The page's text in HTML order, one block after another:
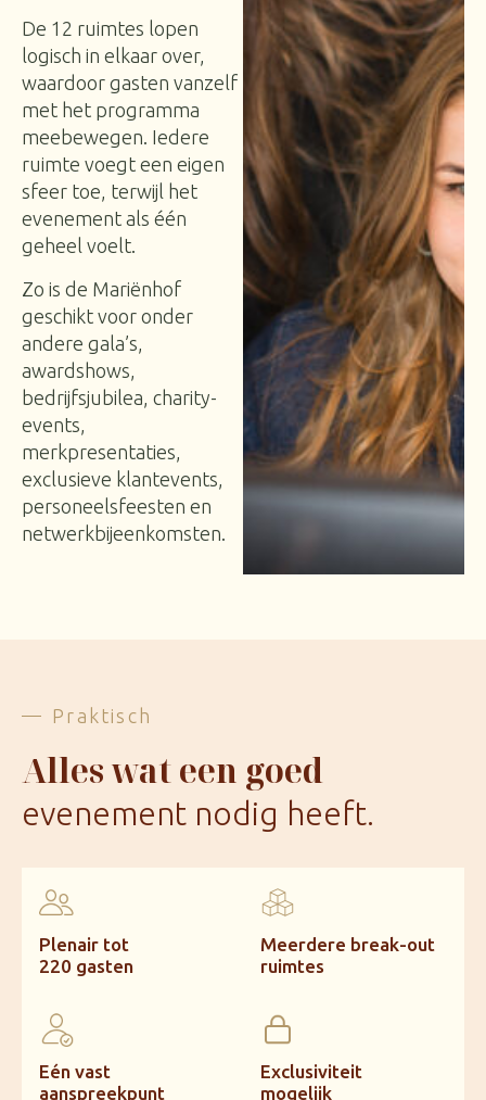
De 12 ruimtes lopen
logisch in elkaar over,
waardoor gasten vanzelf
met het programma
meebewegen. Iedere
ruimte voegt een eigen
sfeer toe, terwijl het
evenement als één
geheel voelt.
Zo is de Mariënhof
geschikt voor onder
andere gala’s,
awardshows,
bedrijfsjubilea, charity-
events,
merkpresentaties,
exclusieve klantevents,
personeelsfeesten en
netwerkbijeenkomsten.
Praktisch
Alles wat een goed
evenement nodig heeft.
Plenair tot
220 gasten
Meerdere break-out
ruimtes
Eén vast
aanspreekpunt
Exclusiviteit
mogelijk